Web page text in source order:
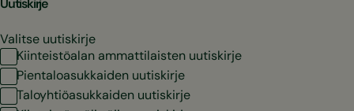
Valitse uutiskirje
Kiinteistöalan ammattilaisten uutiskirje
Pientaloasukkaiden uutiskirje
Taloyhtiöasukkaiden uutiskirje